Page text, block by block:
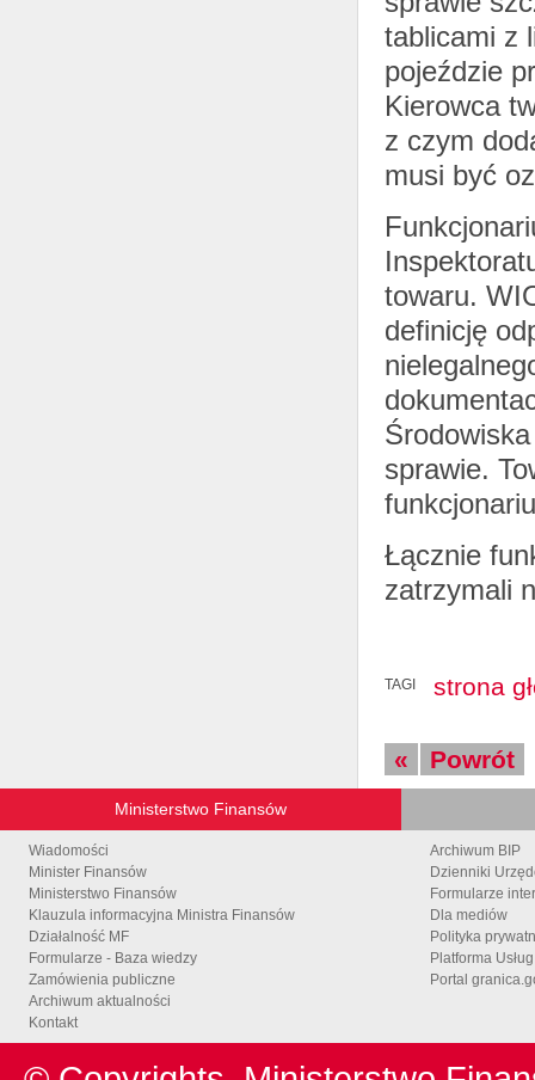
tablicami z
pojeździe
Kierowca
z czym
musi być
towaru.
definicję
sprawie.
Łącznie
zatrzymali
TAGI strona
« Powrót
Ministerstwo Finansów
Wiadomości
Minister Finansów
Ministerstwo Finansów
Klauzula informacyjna Ministra Finansów
Działalność MF
Formularze - Baza wiedzy
Zamówienia publiczne
Archiwum aktualności
Kontakt
Archiwum BIP
Dzienniki
Formularze
Dla mediów
Polityka
Platforma
Portal